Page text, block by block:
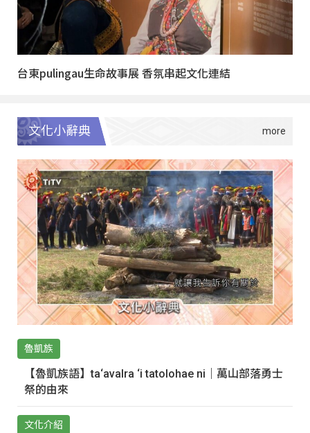
台東pulingau生命故事展 香氛串起文化連結
文化小辭典
魯凱族
【魯凱族語】ta‘avalra ‘i tatolohae ni｜萬山部落勇士
祭的由來
文化介紹